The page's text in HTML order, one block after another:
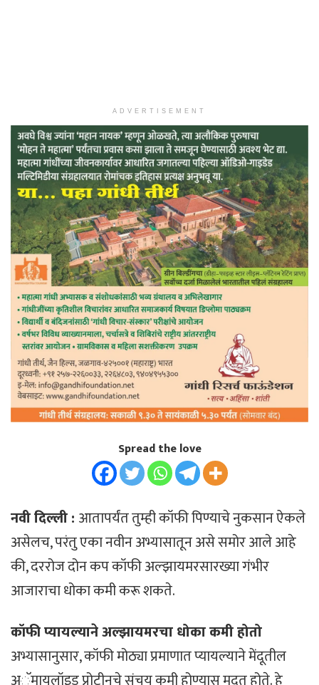
ADVERTISEMENT
Spread the love
नवी दिल्ली : आतापर्यंत तुम्ही कॉफी पिण्याचे नुकसान ऐकले
असेलच, परंतु एका नवीन अभ्यासातून असे समोर आले आहे
की, दररोज दोन कप कॉफी अल्झायमरसारख्या गंभीर
आजाराचा धोका कमी करू शकते.
कॉफी प्यायल्याने अल्झायमरचा धोका कमी होतो
अभ्यासानुसार, कॉफी मोठ्या प्रमाणात प्यायल्याने मेंदूतील